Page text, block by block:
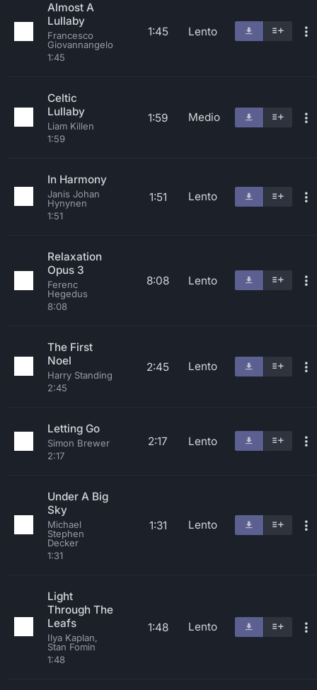
Almost A
Lullaby
Francesco
Giovannangelo
1:45
1:45 Lento
Celtic
Lullaby
Liam Killen
1:59
1:59 Medio
In Harmony
Janis Johan
Hynynen
1:51
1:51 Lento
Relaxation
Opus 3
Ferenc
Hegedus
8:08
8:08 Lento
The First
Noel
Harry Standing
2:45
2:45 Lento
Letting Go
Simon Brewer
2:17
2:17 Lento
Under A Big
Sky
Michael
Stephen
Decker
1:31
1:31 Lento
Light
Through The
Leafs
Ilya Kaplan,
Stan Fomin
1:48
1:48 Lento